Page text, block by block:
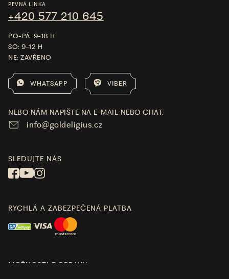
PEVNÁ LINKA
+420 577 210 645
PO-PÁ: 9-18 H
SO: 9-12 H
NE: ZAVŘENO
WHATSAPP VIBER
NEBO NÁM NAPIŠTE NA E-MAIL NEBO CHAT.
info@goldeligius.cz
SLEDUJTE NÁS
RYCHLÁ A ZABEZPEČENÁ PLATBA
MOŽNOSTI DOPRAVY